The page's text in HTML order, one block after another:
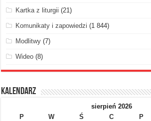
Kartka z liturgii (21)
Komunikaty i zapowiedzi (1 844)
Modlitwy (7)
Wideo (8)
Kalendarz
sierpień 2026
P
W Ś C P